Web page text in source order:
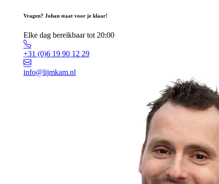
Vragen? Johan staat voor je klaar!
Elke dag bereikbaar tot 20:00
+31 (0)6 19 90 12 29
info@lijmkam.nl